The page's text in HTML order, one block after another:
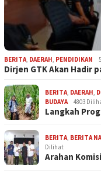
BERITA, DAERAH, PENDIDIKAN
Dirjen GTK Akan Hadir
BERITA, DAERAH,
BUDAYA
4803
Langkah
BERITA, BERITA
Dilihat
Arahan